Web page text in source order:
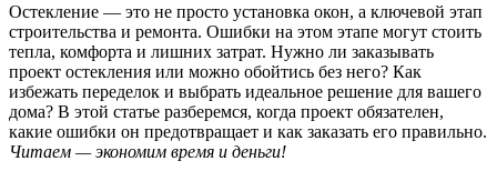
Остекление — это не просто установка окон, а ключевой этап
строительства и ремонта. Ошибки на этом этапе могут стоить
тепла, комфорта и лишних затрат. Нужно ли заказывать
проект остекления или можно обойтись без него? Как
избежать переделок и выбрать идеальное решение для вашего
дома? В этой статье разберемся, когда проект обязателен,
какие ошибки он предотвращает и как заказать его правильно.
Читаем — экономим время и деньги!